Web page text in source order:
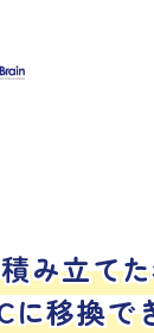
み立て
に移換で